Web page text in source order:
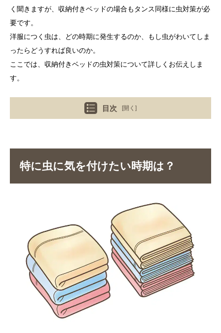
く聞きますが、収納付きベッドの場合もタンス同様に虫対策が必
要です。
洋服につく虫は、どの時期に発生するのか、もし虫がわいてしま
ったらどうすれば良いのか。
ここでは、収納付きベッドの虫対策について詳しくお伝えしま
す。
目次 [開く]
特に虫に気を付けたい時期は？